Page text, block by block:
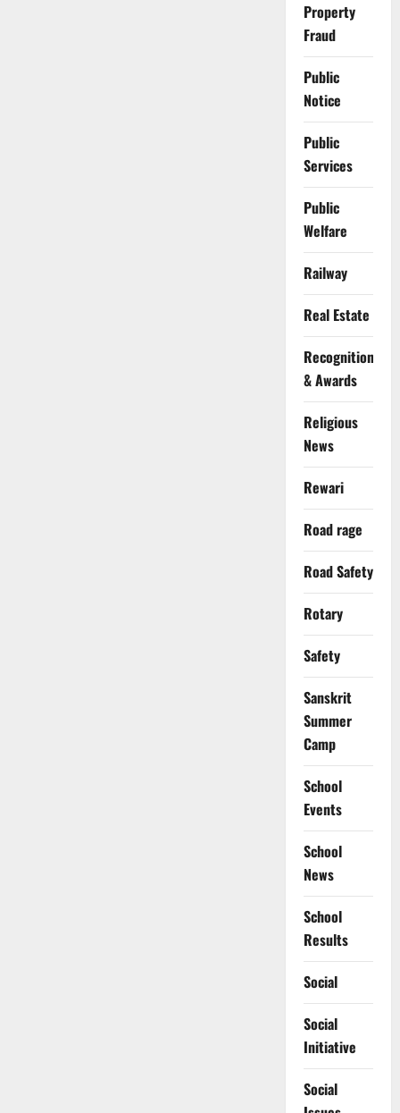
Property
Fraud
Public
Notice
Public
Services
Public
Welfare
Railway
Real Estate
Recognition
& Awards
Religious
News
Rewari
Road rage
Road Safety
Rotary
Safety
Sanskrit
Summer
Camp
School
Events
School
News
School
Results
Social
Social
Initiative
Social